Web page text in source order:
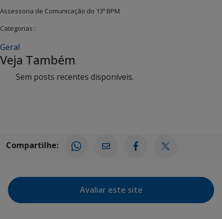
Assessoria de Comunicação do 13º BPM
Categorias :
Geral
Veja Também
Sem posts recentes disponíveis.
Compartilhe:
Avaliar este site